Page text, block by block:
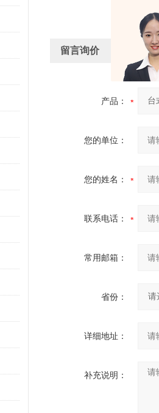
留言询价
产品：
您的单位：
您的姓名：
联系电话：
常用邮箱：
省份：
详细地址：
补充说明：